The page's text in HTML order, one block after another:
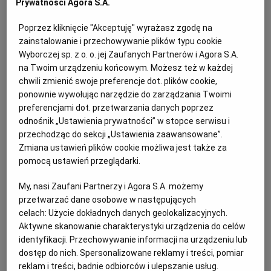
najmniej 5% wartości umowy.
Prywatności Agora S.A.
Poprzez kliknięcie "Akceptuję" wyrażasz zgodę na
zainstalowanie i przechowywanie plików typu cookie
Wyborczej sp. z o. o. jej Zaufanych Partnerów i Agora S.A.
na Twoim urządzeniu końcowym. Możesz też w każdej
chwili zmienić swoje preferencje dot. plików cookie,
ponownie wywołując narzędzie do zarządzania Twoimi
preferencjami dot. przetwarzania danych poprzez
odnośnik „Ustawienia prywatności” w stopce serwisu i
przechodząc do sekcji „Ustawienia zaawansowane”.
Zmiana ustawień plików cookie możliwa jest także za
pomocą ustawień przeglądarki.
My, nasi Zaufani Partnerzy i Agora S.A. możemy
przetwarzać dane osobowe w następujących
celach:Użycie dokładnych danych geolokalizacyjnych.
Aktywne skanowanie charakterystyki urządzenia do celów
identyfikacji. Przechowywanie informacji na urządzeniu lub
dostęp do nich. Spersonalizowane reklamy i treści, pomiar
reklam i treści, badnie odbiorców i ulepszanie usług.